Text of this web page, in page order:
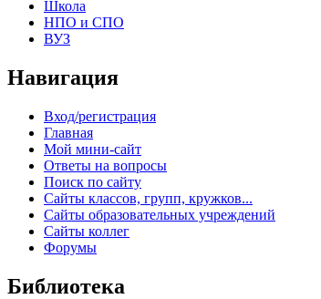
Школа
НПО и СПО
ВУЗ
Навигация
Вход/регистрация
Главная
Мой мини-сайт
Ответы на вопросы
Поиск по сайту
Сайты классов, групп, кружков...
Сайты образовательных учреждений
Сайты коллег
Форумы
Библиотека